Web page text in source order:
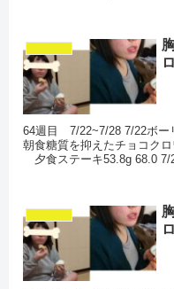
64週目 7/22~7/28 7/22ボー
朝食糖質を抑えたチョコク
夕食ステーキ53.8g 68.0 7/